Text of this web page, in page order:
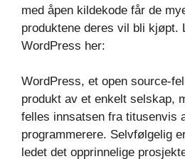
med åpen kildekode får de
produktene deres vil bli kjøpt.
WordPress her:
WordPress, et open source-
produkt av et enkelt selskap,
felles innsatsen fra titusenvis
programmerere. Selvfølgelig
ledet det opprinnelige